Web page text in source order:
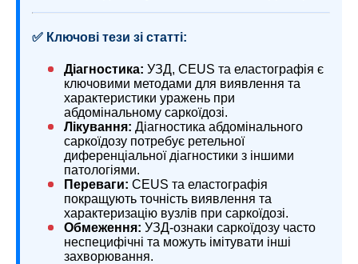
✅ Ключові тези зі статті:
Діагностика: УЗД, CEUS та еластографія є
ключовими методами для виявлення та
характеристики уражень при
абдомінальному саркоїдозі.
Лікування: Діагностика абдомінального
саркоїдозу потребує ретельної
диференціальної діагностики з іншими
патологіями.
Переваги: CEUS та еластографія
покращують точність виявлення та
характеризацію вузлів при саркоїдозі.
Обмеження: УЗД-ознаки саркоїдозу часто
неспецифічні та можуть імітувати інші
захворювання.